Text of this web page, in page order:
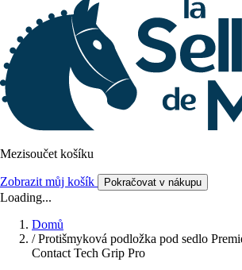
Mezisoučet košíku
Zobrazit můj košík Pokračovat v nákupu
Loading...
Domů
/ Protišmyková podložka pod sedlo
Contact Tech Grip Pro